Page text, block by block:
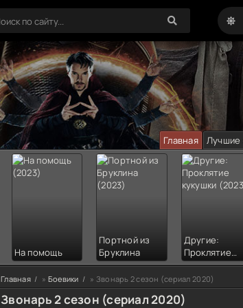
Главная Лучшие
На помощь
Портной из
Бруклина
Другие:
Проклятие
кукушки
Главная » Боевики » Звонарь 2 сезон (сериал 2020)
Звонарь 2 сезон (сериал 2020)